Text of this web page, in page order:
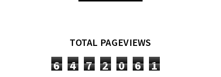
TOTAL PAGEVIEWS
6 4 7 2 0 6 1